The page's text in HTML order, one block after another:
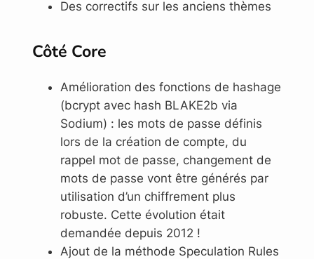
Des correctifs sur les anciens thèmes
Côté Core
Amélioration des fonctions de hashage
(bcrypt avec hash BLAKE2b via
Sodium) : les mots de passe définis
lors de la création de compte, du
rappel mot de passe, changement de
mots de passe vont être générés par
utilisation d’un chiffrement plus
robuste. Cette évolution était
demandée depuis 2012 !
Ajout de la méthode Speculation Rules